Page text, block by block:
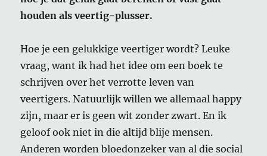
houden als veertig-plusser.
Hoe je een gelukkige veertiger wordt? Leuke
vraag, want ik had het idee om een boek te
schrijven over het verrotte leven van
veertigers. Natuurlijk willen we allemaal happy
zijn, maar er is geen wit zonder zwart. En ik
geloof ook niet in die altijd blije mensen.
Anderen worden bloedonzeker van al die social